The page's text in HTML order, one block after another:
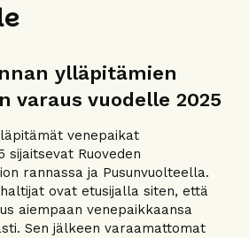
ylläpitämien
varaus vuodelle 2025
venepaikat
sijaitsevat Ruoveden
rannassa ja Pusunvuolteella.
ovat etusijalla siten, että
aiempaan venepaikkaansa
Sen jälkeen varaamattomat